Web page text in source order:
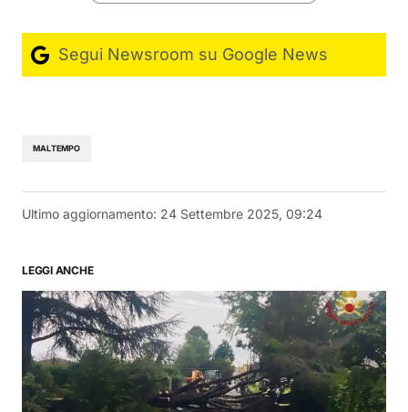
Segui Newsroom su Google News
MALTEMPO
Ultimo aggiornamento: 24 Settembre 2025, 09:24
LEGGI ANCHE